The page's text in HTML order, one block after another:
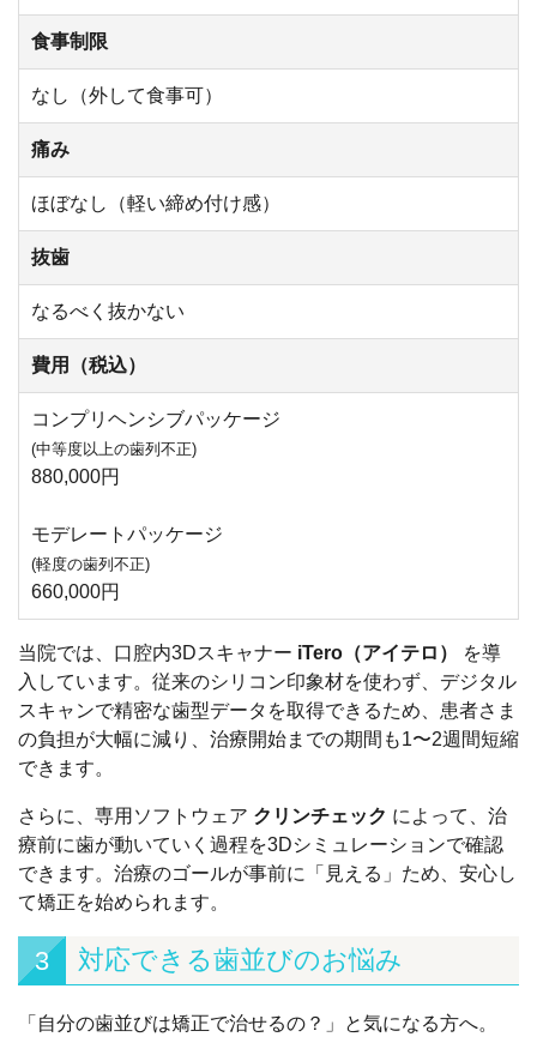
食事制限
なし（外して食事可）
痛み
ほぼなし（軽い締め付け感）
抜歯
なるべく抜かない
費用（税込）
コンプリヘンシブパッケージ
(中等度以上の歯列不正)
880,000円
モデレートパッケージ
(軽度の歯列不正)
660,000円
当院では、口腔内3Dスキャナー iTero（アイテロ）
を導
入しています。従来のシリコン印象材を使わず、デジタル
スキャンで精密な歯型データを取得できるため、患者さま
の負担が大幅に減り、治療開始までの期間も1〜2週間短縮
できます。
さらに、専用ソフトウェア クリンチェック によって、治
療前に歯が動いていく過程を3Dシミュレーションで確認
できます。治療のゴールが事前に「見える」ため、安心し
て矯正を始められます。
3 対応できる歯並びのお悩み
「自分の歯並びは矯正で治せるの？」と気になる方へ。